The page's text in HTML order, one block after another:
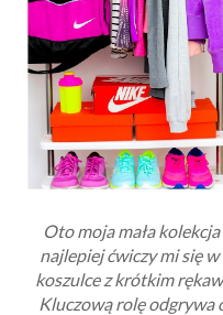
Oto moja mała
najlepiej ćwiczy mi się
koszulce z krótkim
Kluczową rolę odgrywa